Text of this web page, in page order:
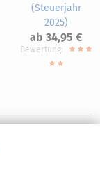
(Steuerjahr
2025)
ab 34,95 €
Bewertung: